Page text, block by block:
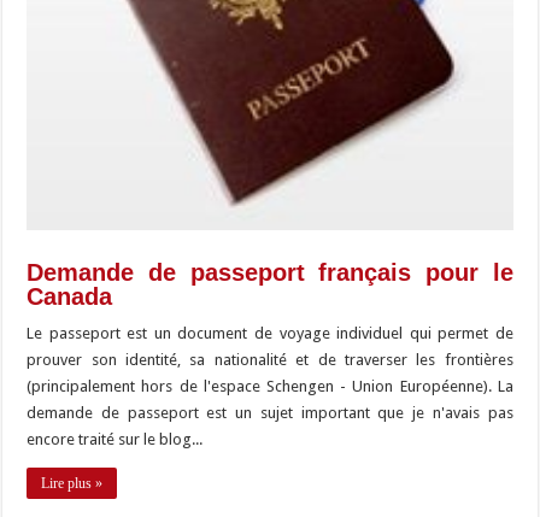
Demande de passeport français pour le
Canada
Le passeport est un document de voyage individuel qui permet de
prouver son identité, sa nationalité et de traverser les frontières
(principalement hors de l'espace Schengen - Union Européenne). La
demande de passeport est un sujet important que je n'avais pas
encore traité sur le blog...
Lire plus »